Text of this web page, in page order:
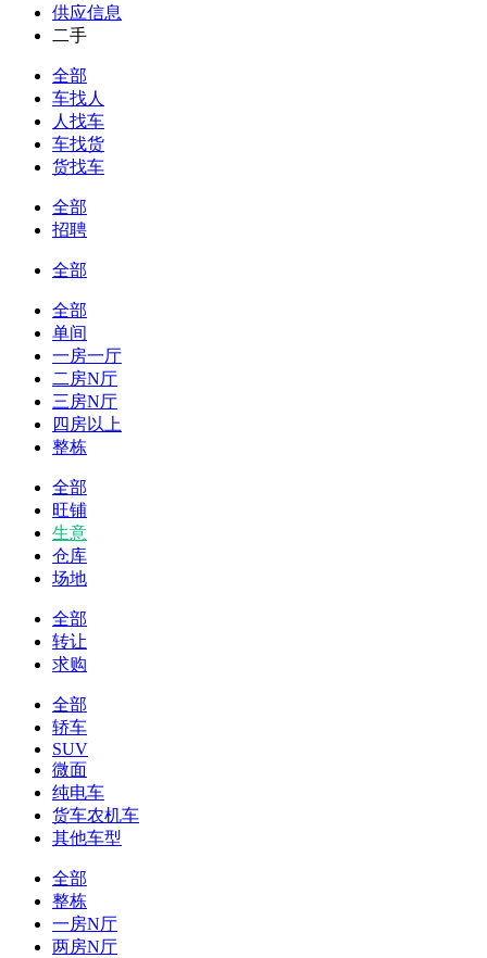
供应信息
二手
全部
车找人
人找车
车找货
货找车
全部
招聘
全部
全部
单间
一房一厅
二房N厅
三房N厅
四房以上
整栋
全部
旺铺
生意
仓库
场地
全部
转让
求购
全部
轿车
SUV
微面
纯电车
货车农机车
其他车型
全部
整栋
一房N厅
两房N厅